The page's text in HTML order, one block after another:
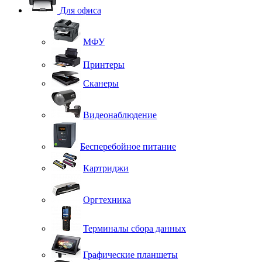
Для офиса
МФУ
Принтеры
Сканеры
Видеонаблюдение
Бесперебойное питание
Картриджи
Оргтехника
Терминалы сбора данных
Графические планшеты